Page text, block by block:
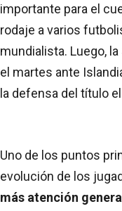
importante para el
rodaje a varios
mundialista. Luego,
el martes ante
la defensa del título
Uno de los puntos
evolución de los
más atención